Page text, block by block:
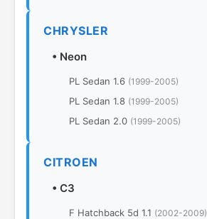
CHRYSLER
• Neon
PL Sedan 1.6 (1999-2005)
PL Sedan 1.8 (1999-2005)
PL Sedan 2.0 (1999-2005)
CITROEN
• C3
F Hatchback 5d 1.1 (2002-2009)